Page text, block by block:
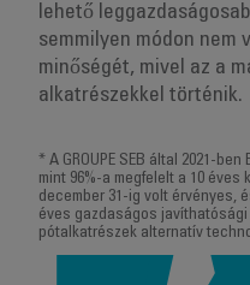
lehető
semmilyen módon nem
minőségét, mivel az a
alkatrészekkel történik.
* A GROUPE SEB által 2021-
mint 96%-a megfelelt a 10 éves
december 31-ig volt érvényes,
éves gazdaságos
pótalkatrészek alternatív